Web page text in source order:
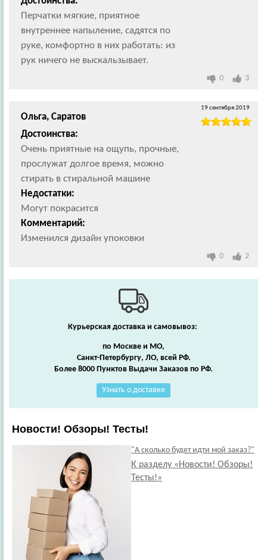
Перчатки мягкие, приятное
внутреннее напыление, садятся по
руке, комфортно в них работать: из
рук ничего не выскальзывает.
0 3
Ольга, Саратов
Достоинства:
Очень приятные на ощупь, прочные,
прослужат долгое время, можно
стирать в стиральной машине
Недостатки:
Могут покрасится
Комментарий:
Изменился дизайн упоковки
19 сентября 2019
0 2
Курьерская доставка и самовывоз:
по Москве и МО,
Санкт-Петербургу, ЛО, всей РФ.
Более 8000 Пунктов Выдачи Заказов по РФ.
Узнать о доставке
Новости! Обзоры! Тесты!
"А сколько будет идти мой заказ?"
К разделу «Новости! Обзоры!
Тесты!»